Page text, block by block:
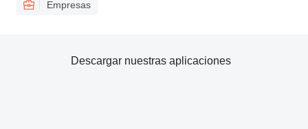
Empresas
Descargar nuestras aplicaciones